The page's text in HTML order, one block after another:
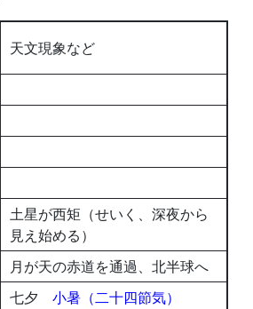
天文現象など
土星が西矩（せいく、深夜から
見え始める）
月が天の赤道を通過、北半球へ
七夕 小暑（二十四節気）